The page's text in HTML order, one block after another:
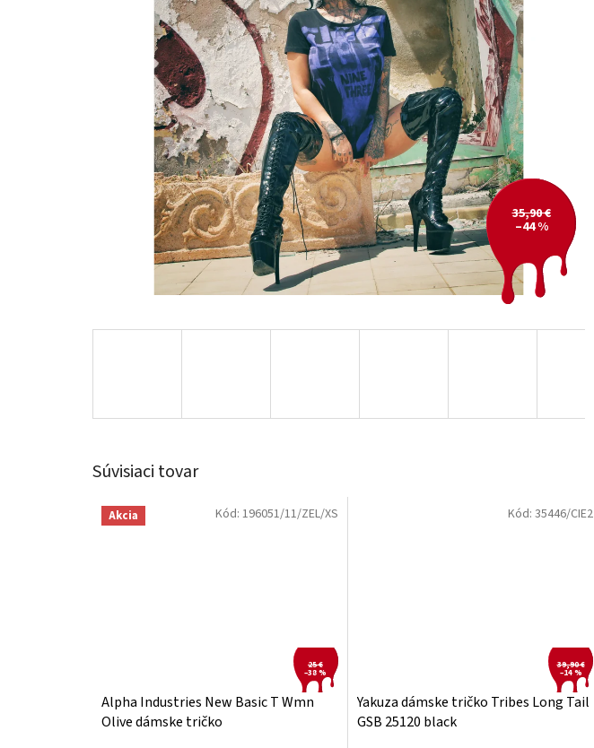
35,90 €
–44 %
Súvisiaci tovar
Akcia
25 €
–38 %
Alpha Industries New Basic T Wmn
Olive dámske tričko
Kód: 196051/11/ZEL/XS
39,90 €
–14 %
Yakuza dámske tričko Tribes Long Tail
GSB 25120 black
Kód: 35446/CIE2